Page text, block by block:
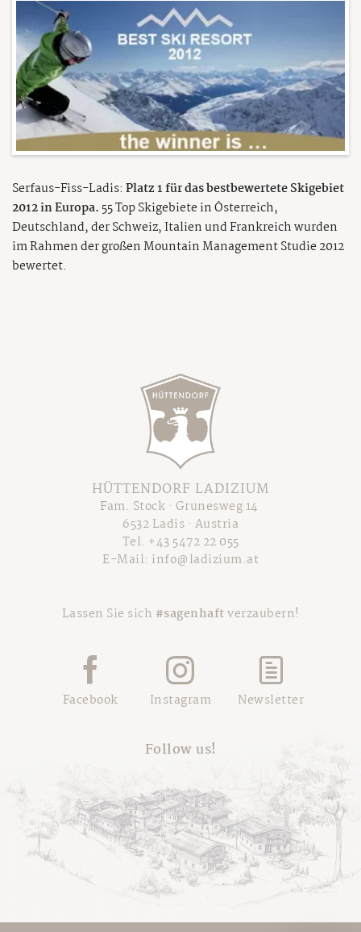
Serfaus-Fiss-Ladis: Platz 1 für das bestbewertete Skigebiet
2012 in Europa. 55 Top Skigebiete in Österreich,
Deutschland, der Schweiz, Italien und Frankreich wurden
im Rahmen der großen Mountain Management Studie 2012
bewertet.
HÜTTENDORF LADIZIUM
Fam. Stock · Grunesweg 14
6532 Ladis · Austria
Tel. +43 5472 22 055
E-Mail: info@ladizium.at
Lassen Sie sich #sagenhaftverzaubern!
Facebook Instagram Newsletter
Follow us!